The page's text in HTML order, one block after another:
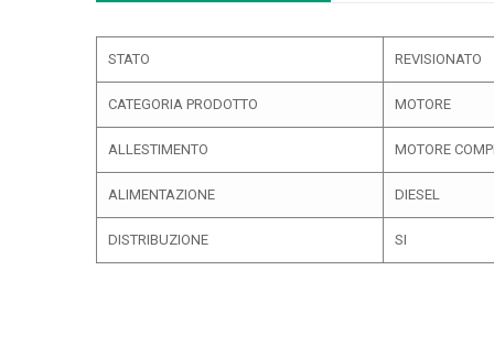
STATO REVISIONATO
CATEGORIA PRODOTTO MOTORE
ALLESTIMENTO MOTORE
ALIMENTAZIONE DIESEL
DISTRIBUZIONE SI